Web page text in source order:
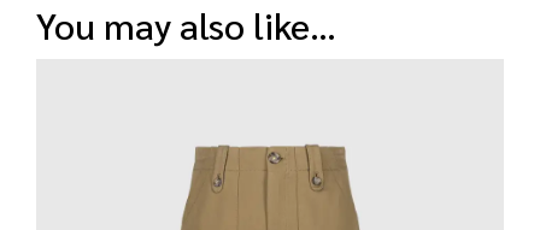
you may also like…